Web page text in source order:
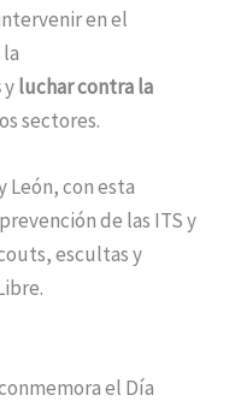
en el
yluchar contra la
sectores.
León, con esta
de las ITS y
escultas y
el Día